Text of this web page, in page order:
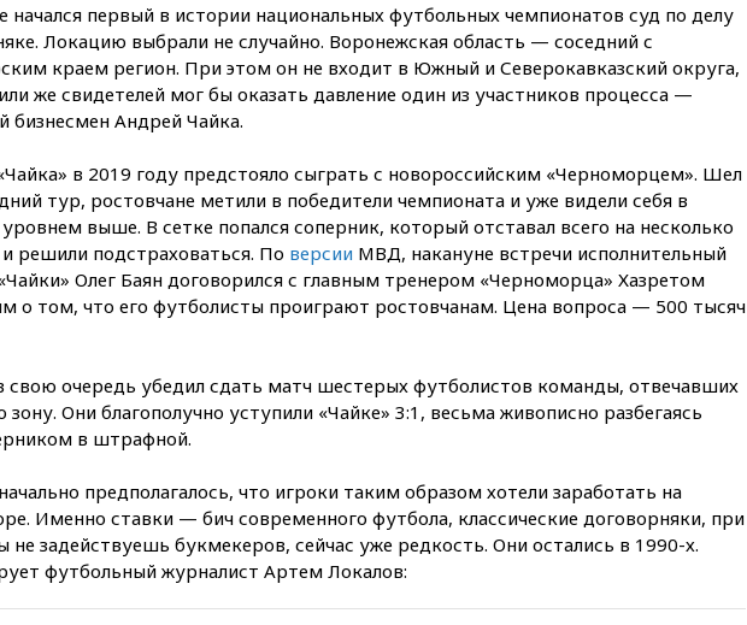
посещать Армению
20:35
ПВО за день сбила еще
281 украинский беспилотник
над Россией
для поступления в вузы
20:15 Минтранс предложил
оплачивать защиту дорог от
БПЛА из средств на ремонт
20:00
Зеленский 8 августа
посетит Сербию с
законопроект об отмене ЕГЭ
19:35WP: Трамп призвал
доноров-республиканцев
поддержать Вэнса на выборах
начался первый в истории национальных футбольных чемпионатов суд по делу
Локацию выбрали не случайно. Воронежская область — соседний с
краем регион. При этом он не входит в Южный и Северокавказский округа,
же свидетелей мог бы оказать давление один из участников процесса —
бизнесмен Андрей Чайка.
в 2019 году предстояло сыграть с новороссийским «Черноморцем». Шел
тур, ростовчане метили в победители чемпионата и уже видели себя в
выше. В сетке попался соперник, который отставал всего на несколько
решили подстраховаться. По версии МВД, накануне встречи исполнительный
Олег Баян договорился с главным тренером «Черноморца» Хазретом
о том, что его футболисты проиграют ростовчанам. Цена вопроса — 500 тысяч
очередь убедил сдать матч шестерых футболистов команды, отвечавших
зону. Они благополучно уступили «Чайке» 3:1, весьма живописно разбегаясь
в штрафной.
предполагалось, что игроки таким образом хотели заработать на
Именно ставки — бич современного футбола, классические договорняки, при
не задействуешь букмекеров, сейчас уже редкость. Они остались в 1990-х.
футбольный журналист Артем Локалов: